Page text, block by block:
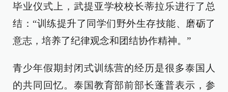
毕业仪式上，武提亚学校校长蒂拉乐进行了总
结：“训练提升了同学们野外生存技能、磨砺了
意志，培养了纪律观念和团结协作精神。”
青少年假期封闭式训练营的经历是很多泰国人
的共同回忆。泰国教育部前部长蓬普表示，参